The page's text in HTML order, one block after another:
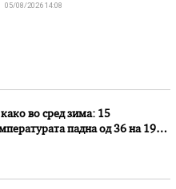
05/08/2026 14:08
во сред зима: 15
падна од 36 на 19